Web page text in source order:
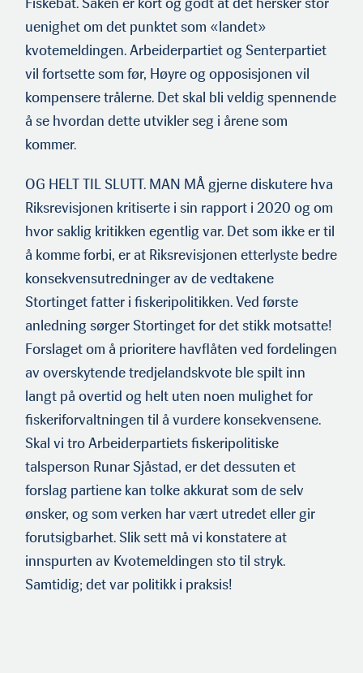
uenighet om det punktet som «landet»
kvotemeldingen. Arbeiderpartiet og Senterpartiet
vil fortsette som før, Høyre og opposisjonen vil
kompensere trålerne. Det skal bli veldig spennende
å se hvordan dette utvikler seg i årene som
kommer.
OG HELT TIL SLUTT. MAN MÅ gjerne diskutere hva
Riksrevisjonen kritiserte i sin rapport i 2020 og om
hvor saklig kritikken egentlig var. Det som ikke er til
å komme forbi, er at Riksrevisjonen etterlyste bedre
konsekvensutredninger av de vedtakene
Stortinget fatter i fiskeripolitikken. Ved første
anledning sørger Stortinget for det stikk motsatte!
Forslaget om å prioritere havflåten ved fordelingen
av overskytende tredjelandskvote ble spilt inn
langt på overtid og helt uten noen mulighet for
fiskeriforvaltningen til å vurdere konsekvensene.
Skal vi tro Arbeiderpartiets fiskeripolitiske
talsperson Runar Sjåstad, er det dessuten et
forslag partiene kan tolke akkurat som de selv
ønsker, og som verken har vært utredet eller gir
forutsigbarhet. Slik sett må vi konstatere at
innspurten av Kvotemeldingen sto til stryk.
Samtidig; det var politikk i praksis!